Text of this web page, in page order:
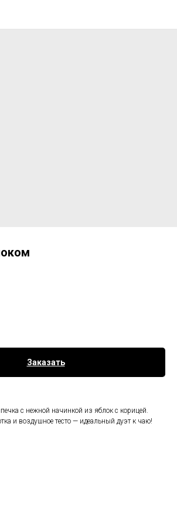
Заказать
с нежной начинкой из яблок с корицей.
и воздушное тесто — идеальный дуэт к чаю!